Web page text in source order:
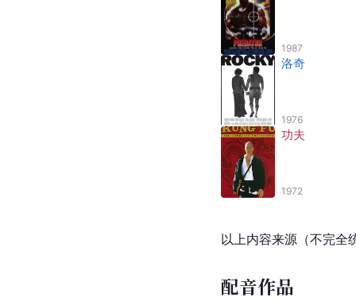
1987
洛奇
1976
功夫
1972
以上内容来源（不完全
配音作品